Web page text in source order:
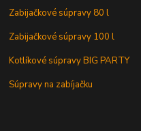
Zabijačkové súpravy 80 l
Zabijačkové súpravy 100 l
Kotlíkové súpravy BIG PARTY
Súpravy na zabíjačku